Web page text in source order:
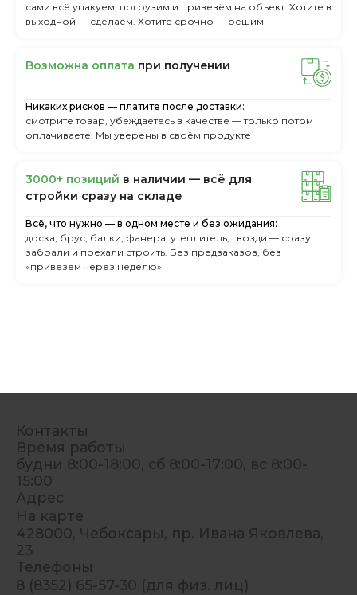
сами всё упакуем, погрузим и привезём на объект. Хотите в
выходной — сделаем. Хотите срочно — решим
Boзмoжнa oплaтa пpи пoлучeнии
Никаких рисков — платите после доставки:
смотрите товар, убеждаетесь в качестве — только потом
оплачиваете. Мы уверены в своём продукте
3000+ пoзиций в нaличии — вcё для
cтpoйки cpaзу нa cклaдe
Всё, что нужно — в одном месте и без ожидания:
доска, брус, балки, фанера, утеплитель, гвозди — сразу
забрали и поехали строить. Без предзаказов, без
«привезём через неделю»
Контакты
Время работы
будни 8:00-18:00, сб 8:00-17:00, вс 8:00-
15:00
Адрес
На карте
428000, Чебоксары, пр. Ивана Яковлева,
23
Телефоны
8 (8352) 65-57-30 (для физ. лиц)